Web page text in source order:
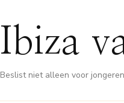
Ibiza
Beslist niet alleen voor jongeren